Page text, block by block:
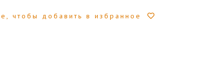
чтобы добавить в избранное